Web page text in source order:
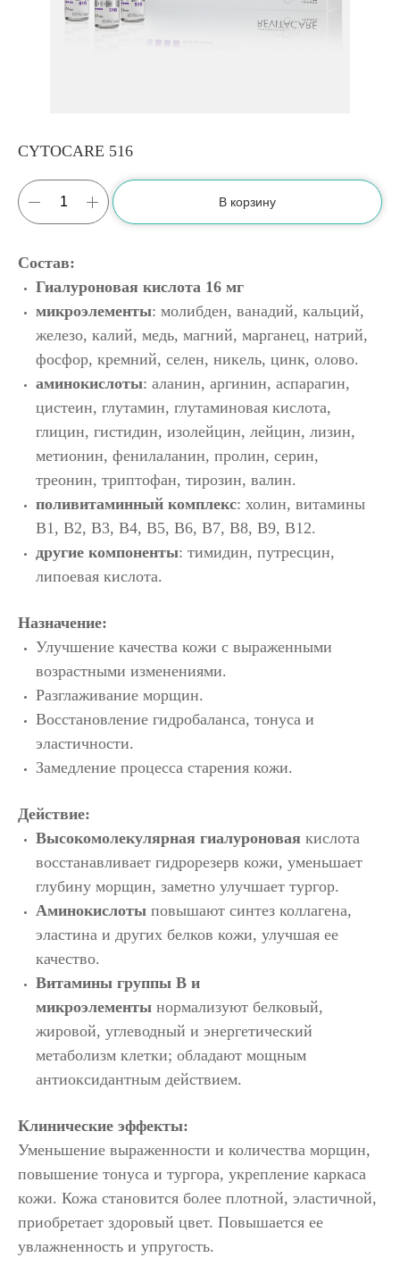
CYTOCARE 516
В корзину
Состав:
Гиалуроновая кислота 16 мг
микроэлементы: молибден, ванадий, кальций,
железо, калий, медь, магний, марганец, натрий,
фосфор, кремний, селен, никель, цинк, олово.
аминокислоты: аланин, аргинин, аспарагин,
цистеин, глутамин, глутаминовая кислота,
глицин, гистидин, изолейцин, лейцин, лизин,
метионин, фенилаланин, пролин, серин,
треонин, триптофан, тирозин, валин.
поливитаминный комплекс: холин, витамины
B1, B2, В3, В4, В5, В6, В7, В8, В9, В12.
другие компоненты: тимидин, путресцин,
липоевая кислота.
Назначение:
Улучшение качества кожи с выраженными
возрастными изменениями.
Разглаживание морщин.
Восстановление гидробаланса, тонуса и
эластичности.
Замедление процесса старения кожи.
Действие:
Высокомолекулярная гиалуроновая кислота
восстанавливает гидрорезерв кожи, уменьшает
глубину морщин, заметно улучшает тургор.
Аминокислоты повышают синтез коллагена,
эластина и других белков кожи, улучшая ее
качество.
Витамины группы В и
микроэлементы нормализуют белковый,
жировой, углеводный и энергетический
метаболизм клетки; обладают мощным
антиоксидантным действием.
Клинические эффекты:
Уменьшение выраженности и количества морщин,
повышение тонуса и тургора, укрепление каркаса
кожи. Кожа становится более плотной, эластичной,
приобретает здоровый цвет. Повышается ее
увлажненность и упругость.